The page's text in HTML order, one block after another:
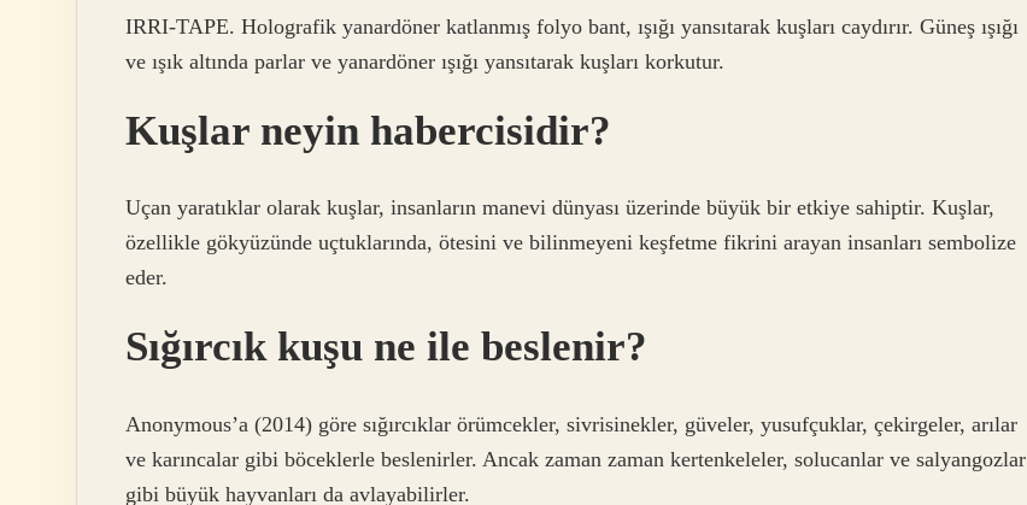
IRRI-TAPE. Holografik yanardöner katlanmış folyo bant, ışığı yansıtarak kuşları caydırır. Güneş ışığı
ve ışık altında parlar ve yanardöner ışığı yansıtarak kuşları korkutur.
Kuşlar neyin habercisidir?
Uçan yaratıklar olarak kuşlar, insanların manevi dünyası üzerinde büyük bir etkiye sahiptir. Kuşlar,
özellikle gökyüzünde uçtuklarında, ötesini ve bilinmeyeni keşfetme fikrini arayan insanları sembolize
eder.
Sığırcık kuşu ne ile beslenir?
Anonymous’a (2014) göre sığırcıklar örümcekler, sivrisinekler, güveler, yusufçuklar, çekirgeler, arılar
ve karıncalar gibi böceklerle beslenirler. Ancak zaman zaman kertenkeleler, solucanlar ve salyangozlar
gibi büyük hayvanları da avlayabilirler.